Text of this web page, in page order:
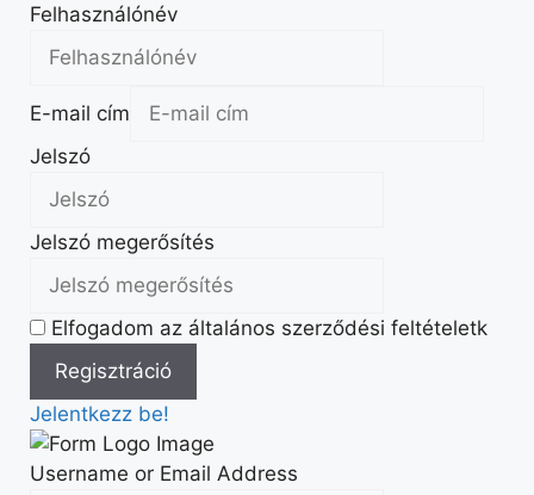
Felhasználónév
E-mail cím
Jelszó
Jelszó megerősítés
Elfogadom az általános szerződési feltételetk
Jelentkezz be!
Username or Email Address